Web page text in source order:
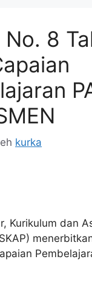
No. 8
kurka
Kurikulum dan